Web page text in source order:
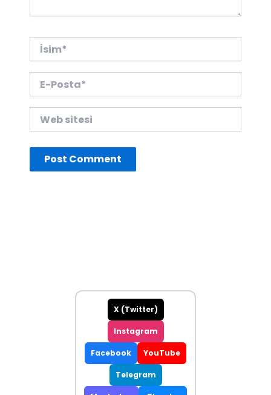
İsim*
Posta*
sitesi
X (Twitter)
Instagram
Facebook YouTube
Telegram